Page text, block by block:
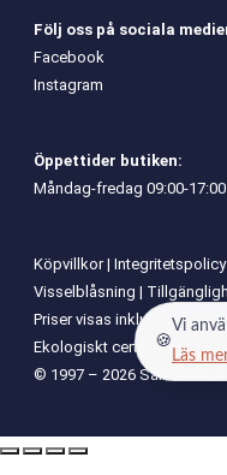
Följ oss på sociala
Facebook
Instagram
Öppettider butiken:
Måndag-fredag 09:00-17:00
Köpvillkor|Integritetspolicy
Visselblåsning |
Priser visas inklusive moms
Ekologiskt certifierad av SE-
© 1997 – 2026 Salmantinos
🍪
Vi
Läs